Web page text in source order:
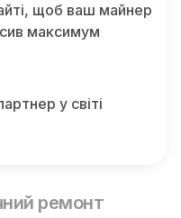
щоб ваш майнер
максимум
у світі
ремонт